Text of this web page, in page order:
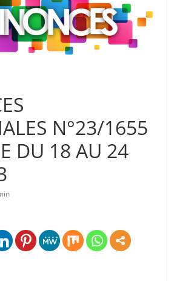
N°23/1655
DU 18 AU 24